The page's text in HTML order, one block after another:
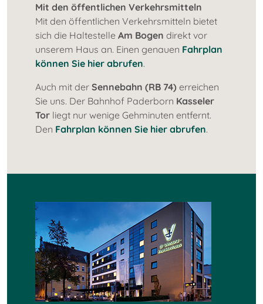
Mit den öffentlichen Verkehrsmitteln
Mit den öffentlichen Verkehrsmitteln bietet
sich die Haltestelle Am Bogen direkt vor
unserem Haus an. Einen genauen Fahrplan
können Sie hier abrufen.
Auch mit der Sennebahn (RB 74) erreichen
Sie uns. Der Bahnhof Paderborn Kasseler
Tor liegt nur wenige Gehminuten entfernt.
Den Fahrplan können Sie hier abrufen.